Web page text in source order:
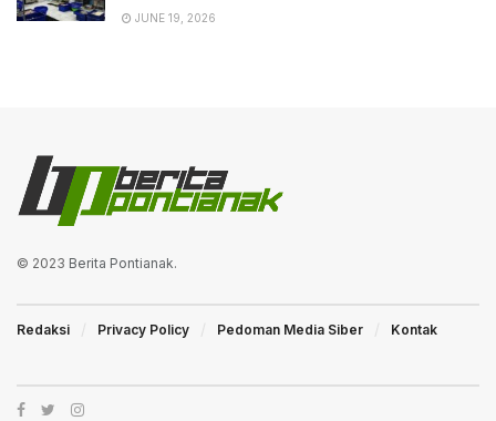
JUNE 19, 2026
© 2023 Berita Pontianak.
Redaksi Privacy Policy Pedoman Media Siber Kontak